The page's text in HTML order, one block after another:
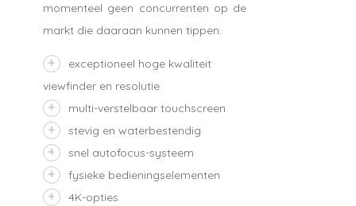
momenteel geen concurrenten op de
markt die daaraan kunnen tippen.
exceptioneel hoge kwaliteit
viewfinder en resolutie
multi-verstelbaar touchscreen
stevig en waterbestendig
snel autofocus-systeem
fysieke bedieningselementen
4K-opties